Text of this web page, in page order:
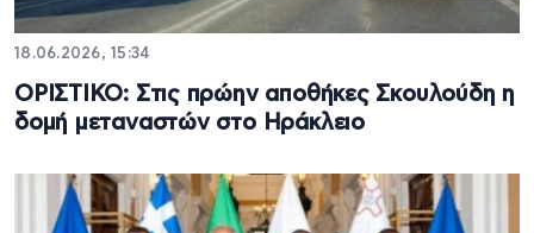
18.06.2026, 15:34
ΟΡΙΣΤΙΚΟ: Στις πρώην αποθήκες Σκουλούδη η
δομή μεταναστών στο Ηράκλειο